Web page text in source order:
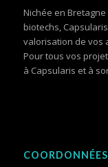
Nichée en
biotechs,
valorisation de vos
Pour tous vos
à Capsularis et à
COORDONNÉES